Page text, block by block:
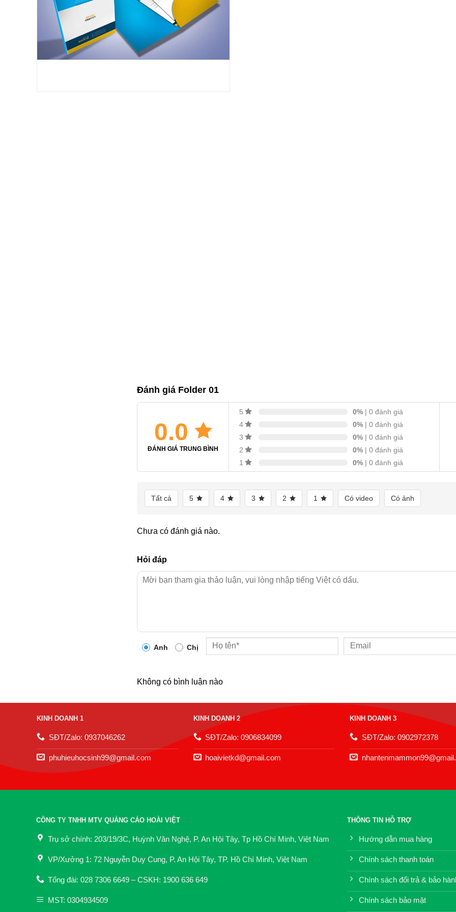
Đánh giá Folder 01
0.0
ĐÁNH GIÁ TRUNG BÌNH
5 0% | 0 đánh giá
4
0% | 0 đánh giá
3
0% | 0 đánh giá
2
0% | 0 đánh giá
1
0% | 0 đánh giá
Tất cả 5 4 3 2 1 Có video Có ảnh
Chưa có đánh giá nào.
Hỏi đáp
Anh Chị
Không có bình luận nào
KINH DOANH 1
SĐT/Zalo: 0937046262
phuhieuhocsinh99@gmail.com
KINH DOANH 2
SĐT/Zalo: 0906834099
hoaivietkd@gmail.com
KINH DOANH 3
SĐT/Zalo: 0902972378
CÔNG TY TNHH MTV QUẢNG CÁO HOÀI VIỆT
Trụ sở chính: 203/19/3C, Huỳnh Văn Nghệ, P. An Hội Tây, Tp Hồ Chí Minh, Việt Nam
VP/Xưởng 1: 72 Nguyễn Duy Cung, P. An Hội Tây, TP. Hồ Chí Minh, Việt Nam
Tổng đài: 028 7306 6649 – CSKH: 1900 636 649
MST: 0304934509
THÔNG TIN HỖ TRỢ
Hướng dẫn mua hàng
Chính sách thanh toán
Chính sách đổi trả & bảo
Chính sách bảo mật